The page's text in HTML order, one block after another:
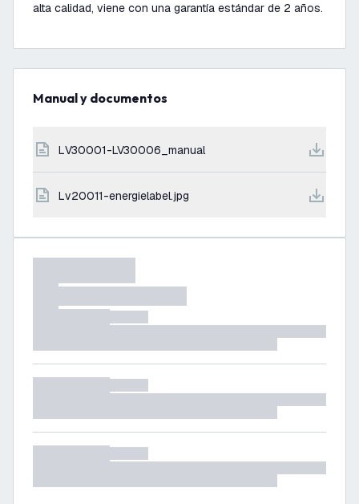
alta calidad, viene con una garantía estándar de 2 años.
Manual y documentos
LV30001-LV30006_manual
lv20011-energielabel.jpg